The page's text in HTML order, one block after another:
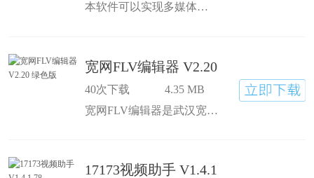
本软件可以实现多媒体文件的大比例压缩，使您的硬盘成为海量多媒体库。同时，本软件具有输出文件大小预算功能，让用户未压缩先知道其预计输出大小，为控制其大小可调节音频或总压缩速率选项。精确的剩余时间计算功能，让用户可以预知其剩余压缩时间。
宽网FLV编辑器 V2.20 绿色版
40次下载
4.35 MB
宽网FLV编辑器是武汉宽网开发用于FLV文件及MP3伴音编辑生成多媒体的工具软件，该软件实现对FLV文件实现可视化的任意裁减、合并，同时提供图片叠加、多路视频叠加、图形(线、椭圆及矩形)叠加、文字叠加、动画GIF叠加及相关运动效果变化;及提供十多种视频调整效
17173视频助手 V1.4.1.78